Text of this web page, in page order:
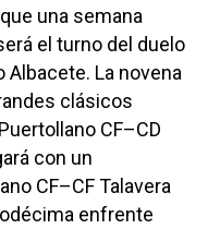
una semana
el turno del duelo
La novena
clásicos
CF–CD
con un
CF–CF Talavera
enfrente